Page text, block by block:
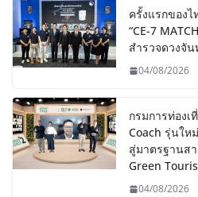
ครั้งแรกของ
“CE-7
สำรวจดวงจั
04/08/2026
กรมการท่องเ
Coach รุ่นให
สู่มาตรฐานส
Green
04/08/2026